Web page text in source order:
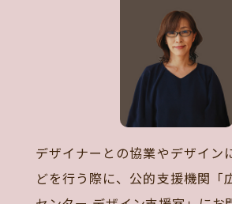
デザイナーとの協業やデザイン
どを行う際に、公的支援機関「